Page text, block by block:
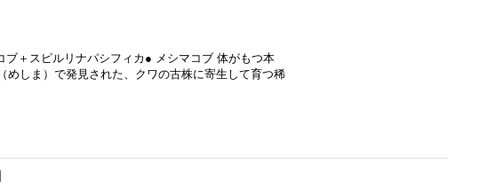
＋スピルリナパシフィカ● メシマコブ 体がもつ本
めしま）で発見された、クワの古株に寄生して育つ稀